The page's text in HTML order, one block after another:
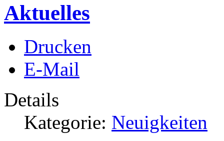
Aktuelles
Drucken
E-Mail
Details
Kategorie: Neuigkeiten